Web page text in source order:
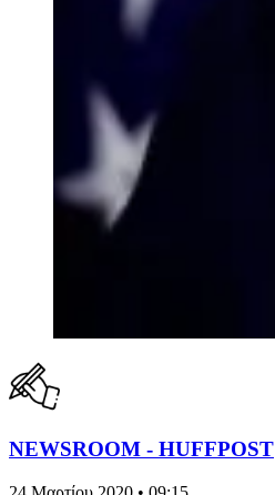
NEWSROOM - HUFFPOST